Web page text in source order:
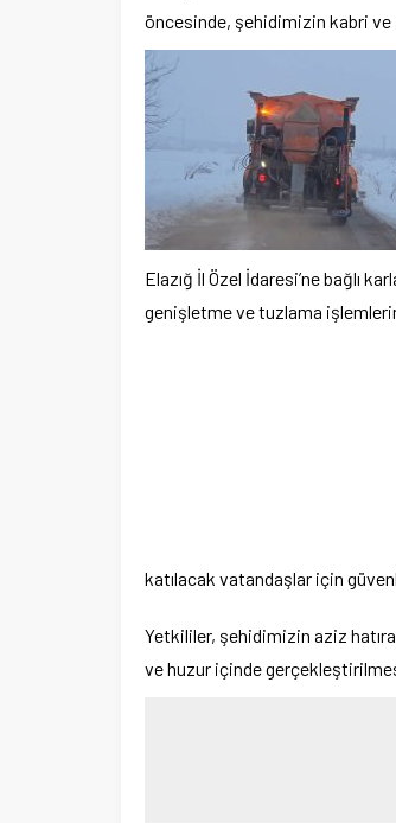
öncesinde, şehidimizin kabri ve
Elazığ İl Özel İdaresi’ne bağlı
genişletme ve tuzlama
katılacak vatandaşlar için
Yetkililer, şehidimizin aziz
ve huzur içinde